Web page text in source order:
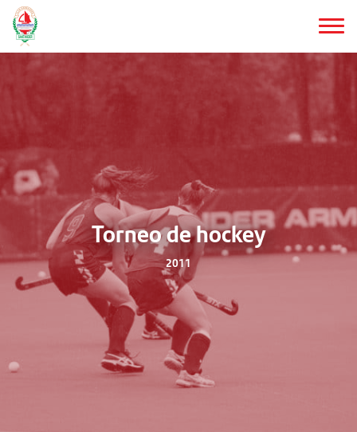
Saltar
al
contenido
principal
Torneo de hockey
2011